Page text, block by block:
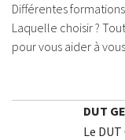
Différentes
Laquelle choisir ?
pour vous aider à
DUT
Le DUT